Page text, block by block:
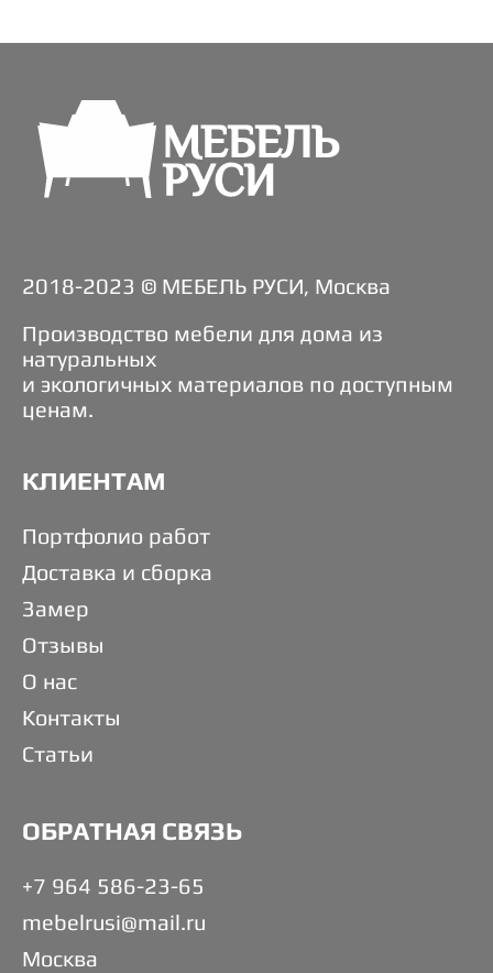
2018-2023 © МЕБЕЛЬ РУСИ, Москва
Производство мебели для дома из
натуральных
и экологичных материалов по доступным
ценам.
КЛИЕНТАМ
Портфолио работ
Доставка и сборка
Замер
Отзывы
О нас
Контакты
Статьи
ОБРАТНАЯ СВЯЗЬ
+7 964 586-23-65
mebelrusi@mail.ru
Москва